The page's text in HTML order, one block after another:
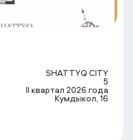
SHATTYQ CITY
5
II квартал 2026 года
Кумдыкол, 16